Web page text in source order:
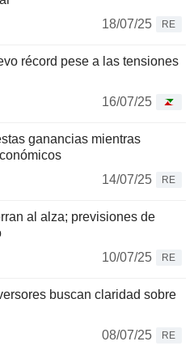
18/07/25
RE
récord pese a las tensiones
16/07/25
ganancias mientras
14/07/25
RE
al alza; previsiones de
10/07/25
RE
buscan claridad sobre
08/07/25
RE